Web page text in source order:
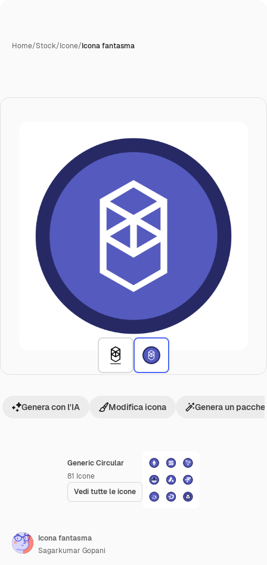
Home/Stock/Icone/Icona fantasma
Generic Circular
81 Icone
Vedi tutte le icone
Genera con l'IA Modifica icona Genera un
Icona fantasma
Sagarkumar Gopani